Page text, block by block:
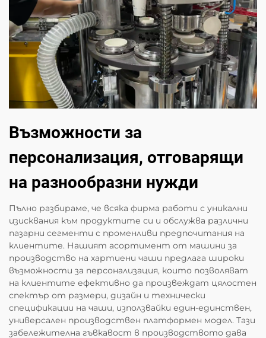
Възможности за
персонализация, отговарящи
на разнообразни нужди
Пълно разбираме, че всяка фирма работи с уникални
изисквания към продуктите си и обслужва различни
пазарни сегменти с променливи предпочитания на
клиентите. Нашият асортимент от машини за
производство на хартиени чаши предлага широки
възможности за персонализация, които позволяват
на клиентите ефективно да произвеждат цялостен
спектър от размери, дизайн и технически
спецификации на чаши, използвайки един-единствен,
универсален производствен платформен модел. Тази
забележителна гъвкавост в производството дава